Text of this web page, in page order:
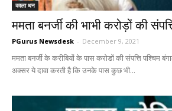
काला धन
ममता बनर्जी की भाभी करोड़ों की
PGurus Newsdesk - December 9, 2021
ममता बनर्जी के करीबियों के पास करोडों की संपत्ति पश्चिम
अक्सर ये दावा करती है कि उनके पास कुछ भी...